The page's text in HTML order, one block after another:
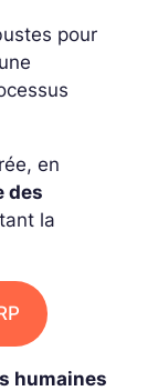
pour
en
des
la
humaines